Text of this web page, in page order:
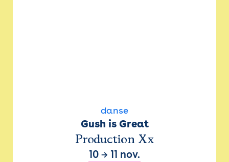
danse
Gush is Great
Production Xx
10 → 11 nov.